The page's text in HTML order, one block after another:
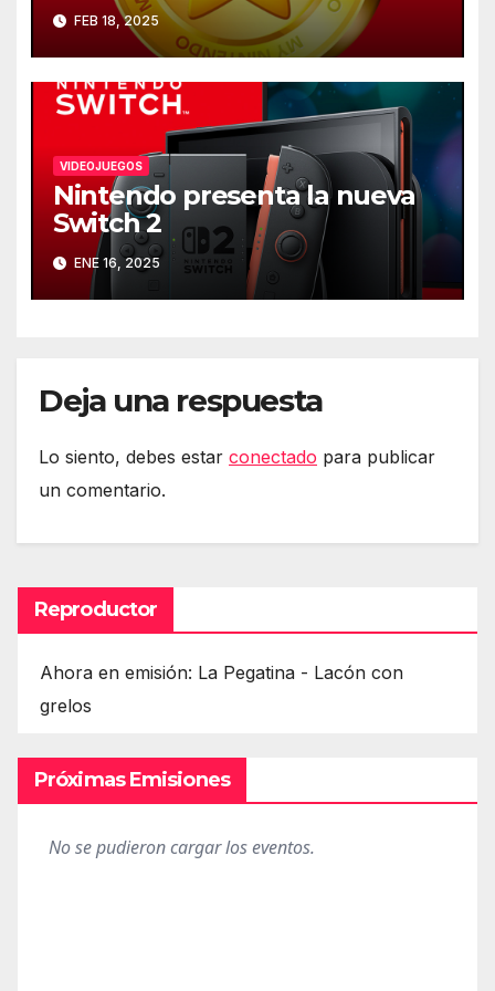
25 de marzo
FEB 18, 2025
VIDEOJUEGOS
Nintendo presenta la nueva
Switch 2
ENE 16, 2025
Deja una respuesta
Lo siento, debes estar conectado para publicar
un comentario.
Reproductor
Ahora en emisión: La Pegatina - Lacón con
grelos
Próximas Emisiones